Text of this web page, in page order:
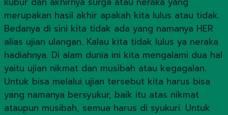
merupakan hasil akhir apakah kita lulus atau tidak.
Bedanya di sini kita tidak ada yang namanya HER
alias ujian ulangan. Kalau kita tidak lulus ya neraka
hadiahnya. Di alam dunia ini kita mengalami dua hal
yaitu ujian nikmat dan musibah atau kegagalan.
Untuk bisa melalui ujian tersebut kita harus bisa
yang namanya bersyukur, baik itu atas nikmat
ataupun musibah, semua harus di syukuri. Untuk